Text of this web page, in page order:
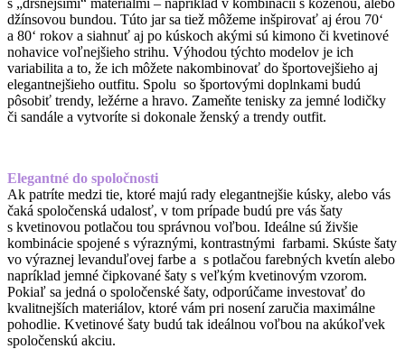
džínsovou bundou. Túto jar sa tiež môžeme inšpirovať aj érou 70‘
a 80‘ rokov a siahnuť aj po kúskoch akými sú kimono či kvetinové
nohavice voľnejšieho strihu. Výhodou týchto modelov je ich
variabilita a to, že ich môžete nakombinovať do športovejšieho aj
elegantnejšieho outfitu. Spolu so športovými doplnkami budú
pôsobiť trendy, ležérne a hravo. Zameňte tenisky za jemné lodičky
či sandále a vytvoríte si dokonale ženský a trendy outfit.
Elegantné do spoločnosti
Ak patríte medzi tie, ktoré majú rady elegantnejšie kúsky, alebo vás
čaká spoločenská udalosť, v tom prípade budú pre vás šaty
s kvetinovou potlačou tou správnou voľbou. Ideálne sú živšie
kombinácie spojené s výraznými, kontrastnými farbami. Skúste šaty
vo výraznej levanduľovej farbe a s potlačou farebných kvetín alebo
napríklad jemné čipkované šaty s veľkým kvetinovým vzorom.
Pokiaľ sa jedná o spoločenské šaty, odporúčame investovať do
kvalitnejších materiálov, ktoré vám pri nosení zaručia maximálne
pohodlie. Kvetinové šaty budú tak ideálnou voľbou na akúkoľvek
spoločenskú akciu.